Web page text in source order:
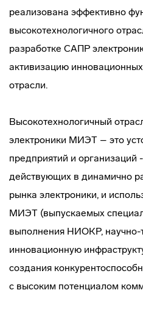
реализована эффективно
высокотехнологичного
разработке САПР
активизацию
отрасли.
Высокотехнологичный
электроники МИЭТ – это
предприятий и организаций
действующих в динамично
рынка электроники, и
МИЭТ (выпускаемых
выполнения НИОКР, научно-
инновационную
создания
с высоким потенциалом